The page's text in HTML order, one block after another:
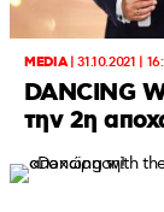
MEDIA|31.10.2021 |
DANCING
την 2η